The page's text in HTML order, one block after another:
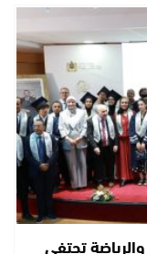
والرياضة تحتفي